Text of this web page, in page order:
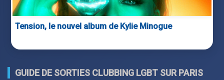
Tension, le nouvel album de Kylie Minogue
GUIDE DE SORTIES CLUBBING LGBT SUR PARIS